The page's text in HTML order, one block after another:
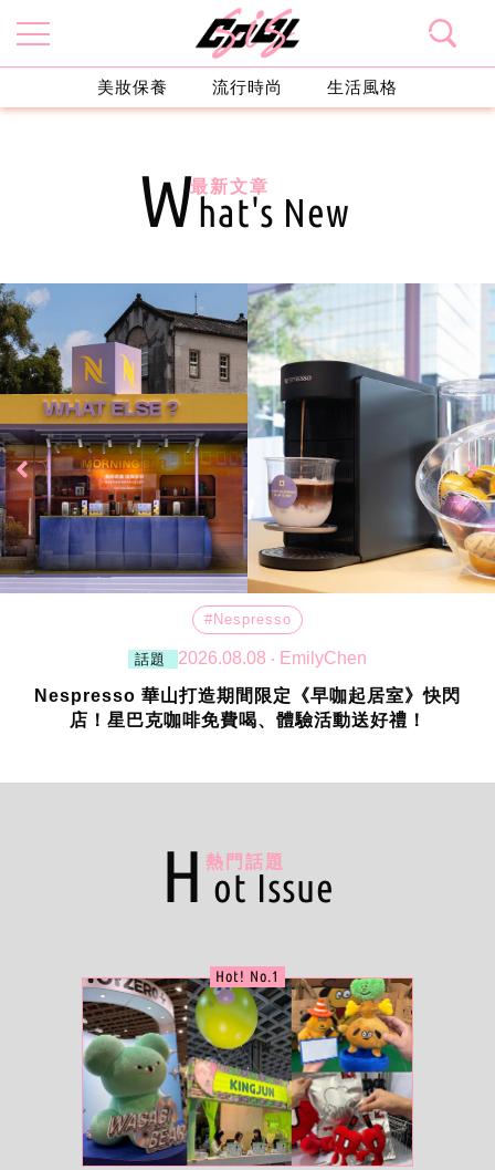
美妝保養 流行時尚 生活風格
What's New
最新文章
#Nespresso
話題
2026.08.08 ‧ EmilyChen
Nespresso 華山打造期間限定《早咖起居室》快閃
店！星巴克咖啡免費喝、體驗活動送好禮！
H ot Issue
熱門話題
Hot! No.1